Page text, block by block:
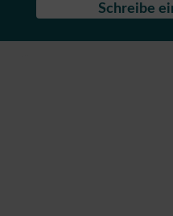
Schreibe